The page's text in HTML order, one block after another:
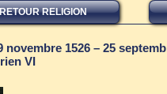
RELIGION
1526 – 25
VI